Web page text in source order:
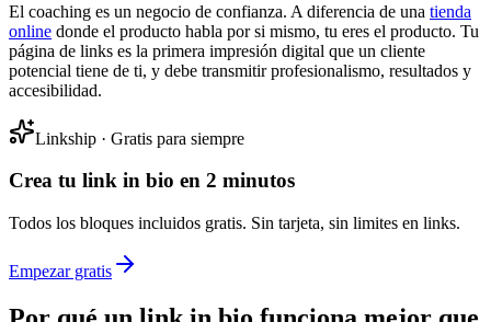
El coaching es un negocio de confianza. A diferencia de una tienda
online donde el producto habla por si mismo, tu eres el producto. Tu
página de links es la primera impresión digital que un cliente
potencial tiene de ti, y debe transmitir profesionalismo, resultados y
accesibilidad.
Linkship · Gratis para siempre
Crea tu link in bio en 2 minutos
Todos los bloques incluidos gratis. Sin tarjeta, sin limites en links.
Empezar gratis